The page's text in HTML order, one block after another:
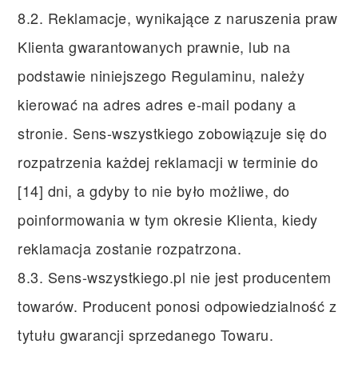
8.2. Reklamacje, wynikające z naruszenia praw
Klienta gwarantowanych prawnie, lub na
podstawie niniejszego Regulaminu, należy
kierować na adres adres e-mail podany a
stronie. Sens-wszystkiego zobowiązuje się do
rozpatrzenia każdej reklamacji w terminie do
[14] dni, a gdyby to nie było możliwe, do
poinformowania w tym okresie Klienta, kiedy
reklamacja zostanie rozpatrzona.
8.3. Sens-wszystkiego.pl nie jest producentem
towarów. Producent ponosi odpowiedzialność z
tytułu gwarancji sprzedanego Towaru.